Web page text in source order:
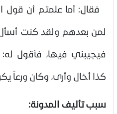
فقال: أما علمتم أن قول
لمن بعدهم ولقد كنت أسأل
فيجيبني فيها، فأقول
كذا أخال وأرى، وكان ورعاً
سبب تأليف المدونة: